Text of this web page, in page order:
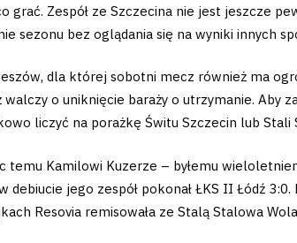
Zespół ze Szczecina nie jest jeszcze
sezonu bez oglądania się na wyniki innych
dla której sobotni mecz również ma
o uniknięcie baraży o utrzymanie. Aby
liczyć na porażkę Świtu Szczecin lub Stali
temu Kamilowi Kuzerze – byłemu
jego zespół pokonał ŁKS II Łódź
Resovia remisowała ze Stalą Stalowa